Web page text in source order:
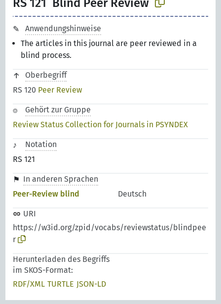
Anwendungshinweise
The articles in this journal are peer reviewed in a
blind process.
Oberbegriff
RS 120 Peer Review
Gehört zur Gruppe
Review Status Collection for Journals in PSYNDEX
Notation
RS 121
In anderen Sprachen
Peer-Review blind
Deutsch
URI
https://w3id.org/zpid/vocabs/reviewstatus/blindpee
r
Herunterladen des Begriffs
im SKOS-Format:
RDF/XML TURTLE JSON-LD